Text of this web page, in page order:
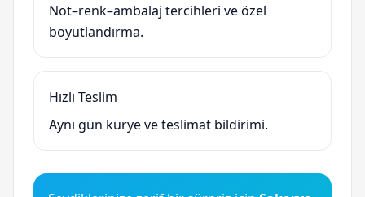
Not–renk–ambalaj tercihleri ve özel
boyutlandırma.
Hızlı Teslim
Aynı gün kurye ve teslimat bildirimi.